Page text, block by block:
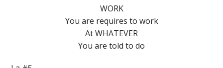
WORK
You are requires to work
At WHATEVER
You are told to do